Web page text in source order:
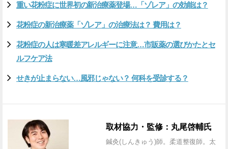
重い花粉症に世界初の新治療薬登場…「ゾレア」の効能は？
花粉症の新治療薬「ゾレア」の治療法は？ 費用は？
花粉症の人は寒暖差アレルギーに注意…市販薬の選びかたとセ
ルフケア法
せきが止まらない…風邪じゃない？ 何科を受診する？
取材協力・監修：丸尾啓輔氏
鍼灸(しんきゅう)師。柔道整復師。太